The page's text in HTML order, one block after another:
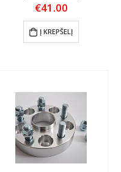
€41.00
Į KREPŠELĮ